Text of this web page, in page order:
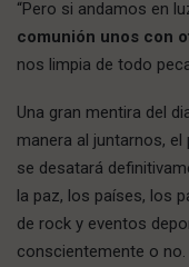
“Pero si andamos en
comunión unos con
nos limpia de todo
Una gran mentira del
manera al juntarnos,
se desatará
la paz, los países, los
de rock y eventos
conscientemente o